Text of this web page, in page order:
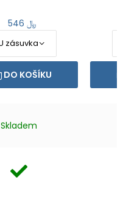
546 ﷼
DO KOŠÍKU
Skladem